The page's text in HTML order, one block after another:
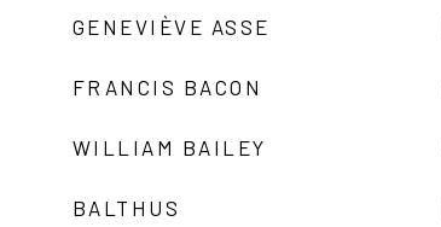
GENEVIÈVE ASSE
FRANCIS BACON
WILLIAM BAILEY
BALTHUS